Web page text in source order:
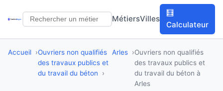
MétiersVilles
🧮
Calculateur
Accueil
Ouvriers non qualifiés
des travaux publics et
du travail du béton
Arles
Ouvriers non qualifiés
des travaux publics et
du travail du béton à
Arles